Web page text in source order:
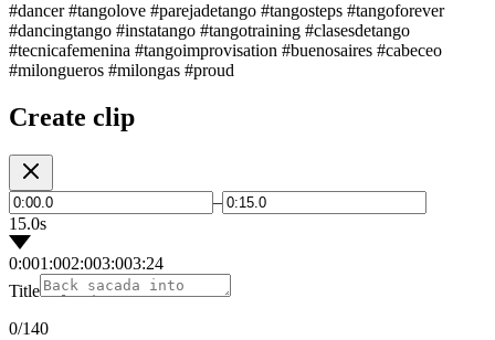
#dancer #tangolove #parejadetango #tangosteps #tangoforever
#dancingtango #instatango #tangotraining #clasesdetango
#tecnicafemenina #tangoimprovisation #buenosaires #cabeceo
#milongueros #milongas #proud
Create clip
–
15.0s
0:001:002:003:003:24
Title
0/140